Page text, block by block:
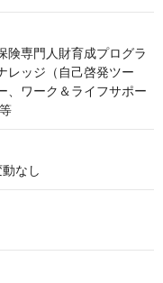
険専門人財育成プログラ
レッジ（自己啓発ツー
、ワーク＆ライフサポー
なし